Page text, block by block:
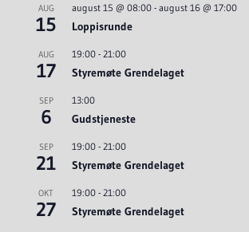
AUG
15
august 15 @ 08:00- august 16 @ 17:00
Loppisrunde
AUG
17
19:00- 21:00
Styremøte Grendelaget
SEP
6
13:00
Gudstjeneste
SEP
21
19:00- 21:00
Styremøte Grendelaget
OKT
27
19:00- 21:00
Styremøte Grendelaget